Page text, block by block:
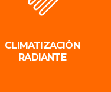
CLIMATIZACIÓN
RADIANTE